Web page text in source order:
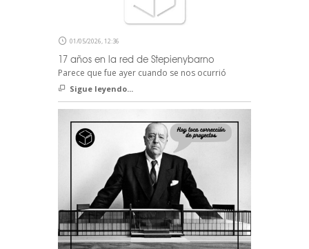
01/05/2026, 12:36
17 años en la red de Stepienybarno
Parece que fue ayer cuando se nos ocurrió
Sigue leyendo...